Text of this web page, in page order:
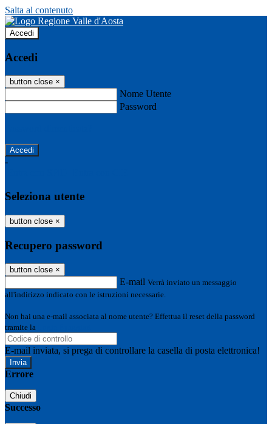
Salta al contenuto
Accedi
Accedi
button close ×
Nome Utente
Password
-
Seleziona utente
button close ×
Recupero password
button close ×
E-mail Verrà inviato un messaggio
all'indirizzo indicato con le istruzioni necessarie.
Non hai una e-mail associata al nome utente? Effettua il reset della password
tramite la
E-mail inviata, si prega di controllare la casella di posta elettronica!
Errore
Chiudi
Successo